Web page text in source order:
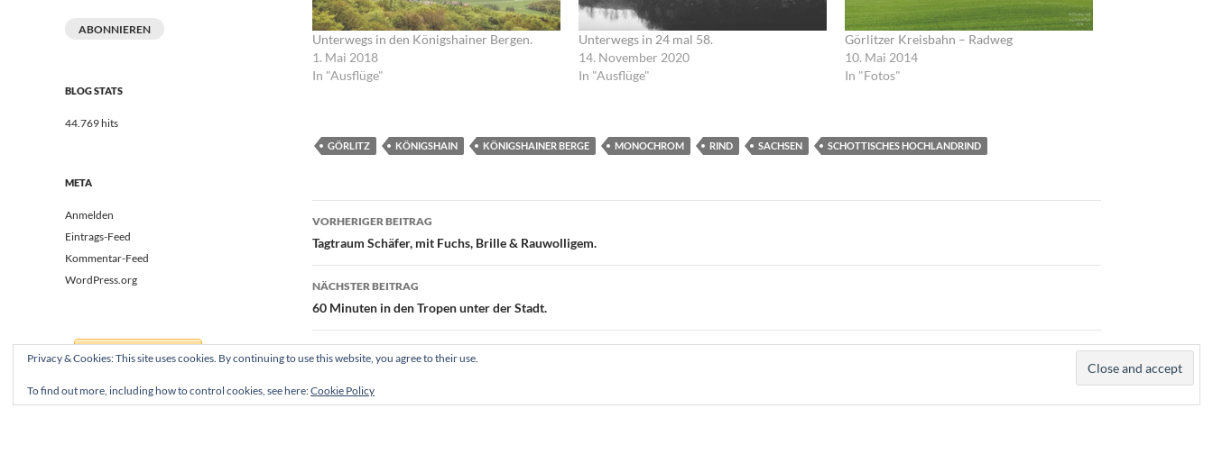
Unterwegs in den Königshainer Bergen.
1. Mai 2018
In "Ausflüge"
Unterwegs in 24 mal 58.
14. November 2020
In "Ausflüge"
Görlitzer Kreisbahn – Radweg
10. Mai 2014
In "Fotos"
GÖRLITZ KÖNIGSHAIN KÖNIGSHAINER BERGE MONOCHROM RIND SACHSEN SCHOTTISCHES HOCHLANDRIND
Beitragsnavigation
VORHERIGER BEITRAG
Tagtraum Schäfer, mit Fuchs, Brille & Rauwolligem.
NÄCHSTER BEITRAG
60 Minuten in den Tropen unter der Stadt.
ABONNIEREN
BLOG STATS
44.769 hits
META
Anmelden
Eintrags-Feed
Kommentar-Feed
WordPress.org
Privacy & Cookies: This site uses cookies. By continuing to use this website, you agree to their use.
To find out more, including how to control cookies, see here:Cookie Policy